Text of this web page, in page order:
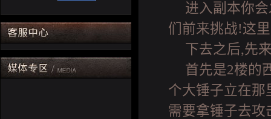
进入副本你
们前来挑战!这
下去之后,先
首先是2楼的
个大锤子立在那
需要拿锤子去攻